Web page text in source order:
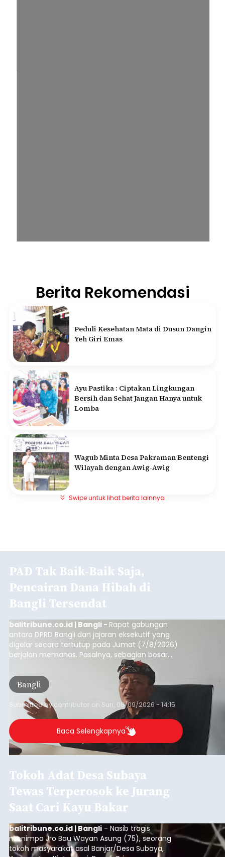
Berita Rekomendasi
Peduli Kesehatan Mata di Dusun Dangin
Yeh Giri Emas
Ayu Pastika : Ciptakan Lingkungan
Bersih dan Sehat Jangan Hanya untuk
Lomba
Wagub Minta Desa Pakraman Bentengi
Wilayah dengan Awig-Awig
Swipe untuk lihat berita lainnya
PAD Tak Baik-Baik Saja,
Pencairan Dana Hibah di
Bangli Tersendat
balitribune.co.id | Bangli - Rapat gabungan
antara DPRD Bangli dan jajaran eksekutif yang
digelar secara tertutup pada Jumat (7/8/2026)
berjalan memanas. Pasalnya, sebagian besar
dana hibah yang bersumber dari pokok-pokok
pikiran (pokok-pokok pikiran/pokir) dewan hasil
penjaringan aspirasi masyarakat saat reses tak
kunjung cair.
Bangli
Submitted bycontributor on Sun, 08/09/2026 - 14:15
Baca Selengkapnya
Tokoh Adat Desa Subaya
Tewas Terperosok ke Jurang
Saat Cari Kayu Bakar
balitribune.co.id | Bangli - Nasib tragis
menimpa Jro Bau Wayan Asung (75), seorang
tokoh masyarakat asal Banjar/Desa Subaya,